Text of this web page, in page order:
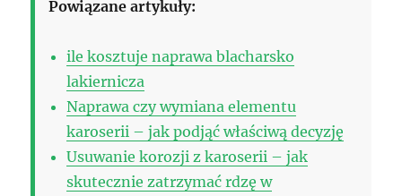
Powiązane artykuły:
ile kosztuje naprawa blacharsko
lakiernicza
Naprawa czy wymiana elementu
karoserii – jak podjąć właściwą decyzję
Usuwanie korozji z karoserii – jak
skutecznie zatrzymać rdzę w